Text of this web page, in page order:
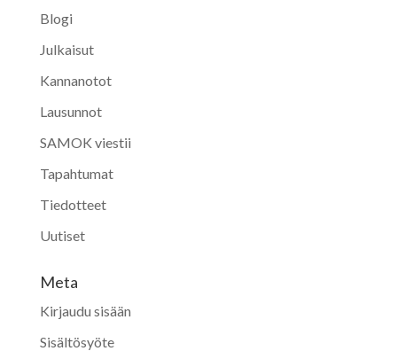
Blogi
Julkaisut
Kannanotot
Lausunnot
SAMOK viestii
Tapahtumat
Tiedotteet
Uutiset
Meta
Kirjaudu sisään
Sisältösyöte